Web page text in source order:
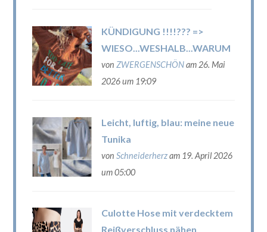
KÜNDIGUNG !!!!??? =>
WIESO...WESHALB...WARUM
von ZWERGENSCHÖNam 26. Mai
2026 um 19:09
Leicht, luftig, blau: meine neue
Tunika
von Schneiderherzam 19. April 2026
um 05:00
Culotte Hose mit verdecktem
Reißverschluss nähen